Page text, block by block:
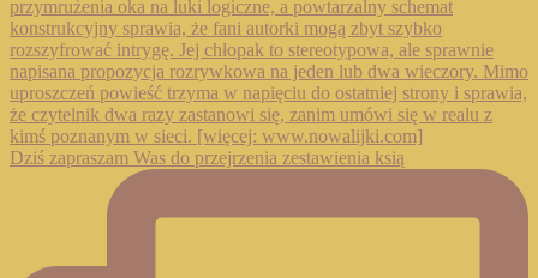
Dziś zapraszam Was do przejrzenia zestawienia ksią